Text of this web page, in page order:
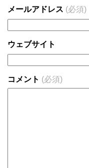
メールアドレス (必須)
ウェブサイト
コメント (必須)